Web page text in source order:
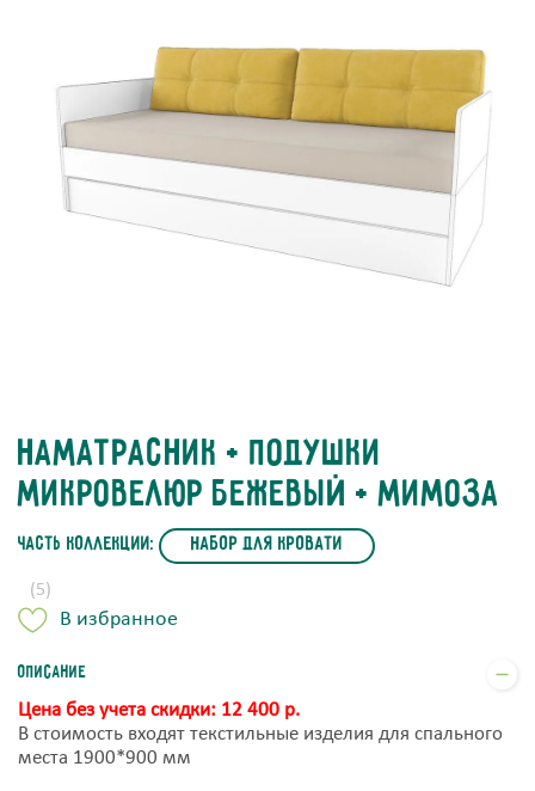
Наматрасник + подушки
Микровелюр Бежевый + Мимоза
часть коллекции: Набор для кровати
(5)
В избранное
Описание
Цена без учета скидки: 12 400 р.
В стоимость входят текстильные изделия для спального
места 1900*900 мм